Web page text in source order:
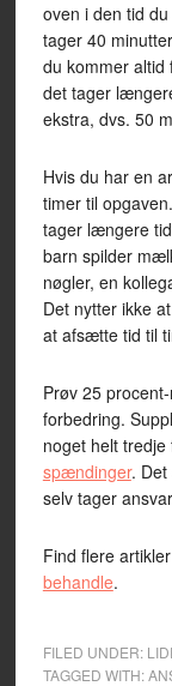
oven i den tid
tager 40
du kommer altid
det tager
ekstra, dvs. 50
Hvis du har en
timer til
tager længere
barn spilder
nøgler, en
Det nytter ikke
at afsætte tid til
Prøv 25
forbedring.
noget helt
spændinger.
selv tager
Find flere
behandle.
FILED UNDER:
TAGGED WITH: